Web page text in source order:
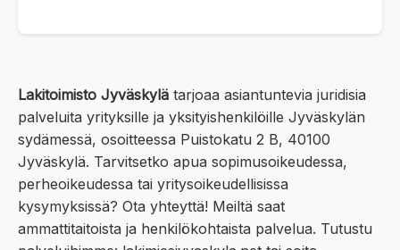
Lakitoimisto Jyväskylä tarjoaa asiantuntevia juridisia
palveluita yrityksille ja yksityishenkilöille Jyväskylän
sydämessä, osoitteessa Puistokatu 2 B, 40100
Jyväskylä. Tarvitsetko apua sopimusoikeudessa,
perheoikeudessa tai yritysoikeudellisissa
kysymyksissä? Ota yhteyttä! Meiltä saat
ammattitaitoista ja henkilökohtaista palvelua. Tutustu